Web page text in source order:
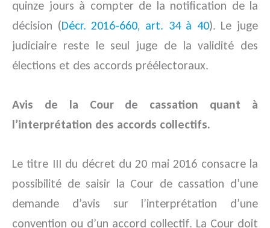
quinze jours à compter de la notification de la
décision (Décr. 2016-660, art. 34 à 40). Le juge
judiciaire reste le seul juge de la validité des
élections et des accords préélectoraux.
Avis de la Cour de cassation quant à
l’interprétation des accords collectifs.
Le titre III du décret du 20 mai 2016 consacre la
possibilité de saisir la Cour de cassation d’une
demande d’avis sur l’interprétation d’une
convention ou d’un accord collectif. La Cour doit